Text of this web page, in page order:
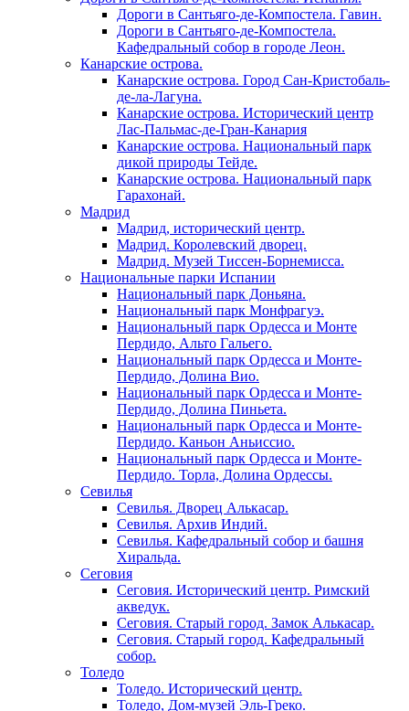
Дороги в Сантьяго-де-Компостела. Гавин.
Дороги в Сантьяго-де-Компостела.
Кафедральный собор в городе Леон.
Канарские острова.
Канарские острова. Город Сан-Кристобаль-
де-ла-Лагуна.
Канарские острова. Исторический центр
Лас-Пальмас-де-Гран-Канария
Канарские острова. Национальный парк
дикой природы Тейде.
Канарские острова. Национальный парк
Гарахонай.
Мадрид
Мадрид, исторический центр.
Мадрид. Королевский дворец.
Мадрид. Музей Тиссен-Борнемисса.
Национальные парки Испании
Национальный парк Доньяна.
Национальный парк Монфрагуэ.
Национальный парк Ордесса и Монте
Пердидо, Альто Гальего.
Национальный парк Ордесса и Монте-
Пердидо, Долина Вио.
Национальный парк Ордесса и Монте-
Пердидо, Долина Пиньета.
Национальный парк Ордесса и Монте-
Пердидо. Каньон Аньиссио.
Национальный парк Ордесса и Монте-
Пердидо. Торла, Долина Ордессы.
Севилья
Севилья. Дворец Алькасар.
Севилья. Архив Индий.
Севилья. Кафедральный собор и башня
Хиральда.
Сеговия
Сеговия. Исторический центр. Римский
акведук.
Сеговия. Старый город. Замок Алькасар.
Сеговия. Старый город. Кафедральный
собор.
Толедо
Толедо. Исторический центр.
Толедо, Дом-музей Эль-Греко.